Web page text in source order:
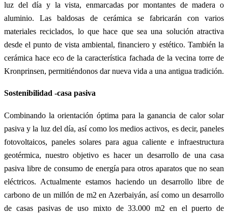
luz del día y la vista, enmarcadas por montantes de madera o
aluminio. Las baldosas de cerámica se fabricarán con varios
materiales reciclados, lo que hace que sea una solución atractiva
desde el punto de vista ambiental, financiero y estético. También la
cerámica hace eco de la característica fachada de la vecina torre de
Kronprinsen, permitiéndonos dar nueva vida a una antigua tradición.
Sostenibilidad -casa pasiva
Combinando la orientación óptima para la ganancia de calor solar
pasiva y la luz del día, así como los medios activos, es decir, paneles
fotovoltaicos, paneles solares para agua caliente e infraestructura
geotérmica, nuestro objetivo es hacer un desarrollo de una casa
pasiva libre de consumo de energía para otros aparatos que no sean
eléctricos. Actualmente estamos haciendo un desarrollo libre de
carbono de un millón de m2 en Azerbaiyán, así como un desarrollo
de casas pasivas de uso mixto de 33.000 m2 en el puerto de